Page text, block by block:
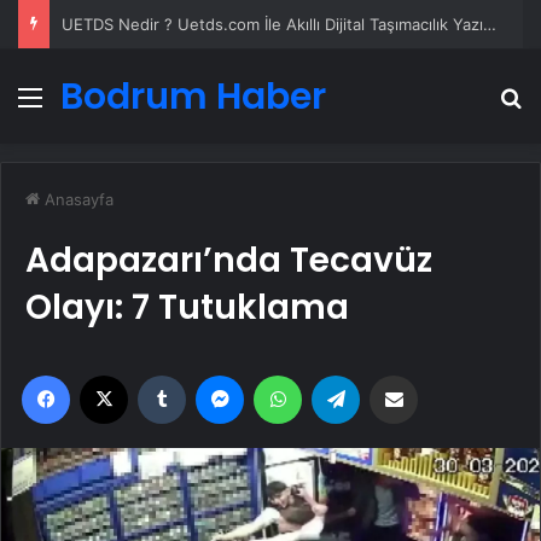
UETDS Nedir ? Uetds.com İle Akıllı Dijital Taşımacılık Yazılımı
Menü
Bodrum Haber
Anasayfa
Adapazarı’nda Tecavüz
Olayı: 7 Tutuklama
Facebook Tumblr MessengerWhatsApp